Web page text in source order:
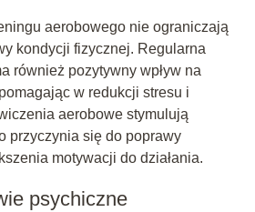
aerobowego nie ograniczają
kondycji fizycznej. Regularna
również pozytywny wpływ na
w redukcji stresu i
aerobowe stymulują
przyczynia się do poprawy
motywacji do działania.
psychiczne